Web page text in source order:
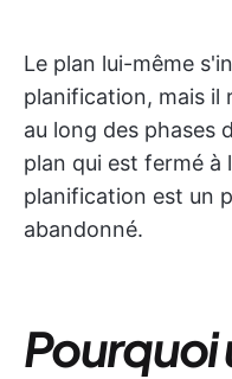
Le plan lui-même
planification, mais il
au long des phases
plan qui est fermé à
planification est un
abandonné.
Pourquoi